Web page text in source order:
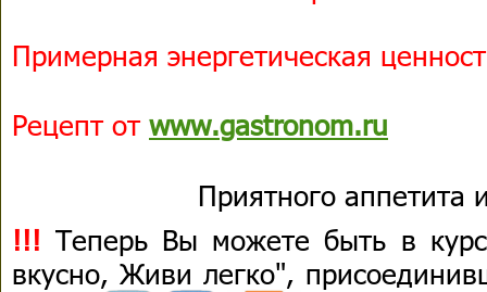
Примерная энергетическая
Рецепт от www.gastronom.ru
Приятного аппетита
!!! Теперь Вы можете быть в
вкусно, Живи легко",